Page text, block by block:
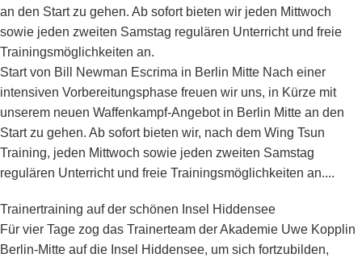
an den Start zu gehen. Ab sofort bieten wir jeden Mittwoch
sowie jeden zweiten Samstag regulären Unterricht und freie
Trainingsmöglichkeiten an.
Start von Bill Newman Escrima in Berlin Mitte Nach einer
intensiven Vorbereitungsphase freuen wir uns, in Kürze mit
unserem neuen Waffenkampf-Angebot in Berlin Mitte an den
Start zu gehen. Ab sofort bieten wir, nach dem Wing Tsun
Training, jeden Mittwoch sowie jeden zweiten Samstag
regulären Unterricht und freie Trainingsmöglichkeiten an....
Trainertraining auf der schönen Insel Hiddensee
Für vier Tage zog das Trainerteam der Akademie Uwe Kopplin
Berlin-Mitte auf die Insel Hiddensee, um sich fortzubilden,